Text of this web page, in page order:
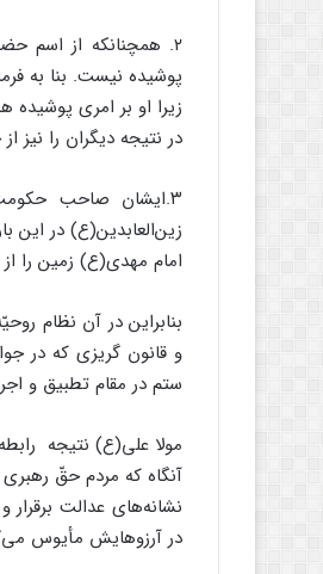
۲. همچنانکه از اسم
پوشیده نیست. بنا به
زیرا او بر امری پوشیده
در نتیجه دیگران را
۳.ایشان صاحب
زین‌العابدین(ع) در این
امام مهدی(ع) زمین را
بنابراین در آن نظام
و قانون گریزی که در
ستم در مقام تطبیق و
مولا علی(ع) نتیجه
آنگاه که مردم حقّ رهبری
نشانه‌های عدالت
در آرزوهایش مأیوس